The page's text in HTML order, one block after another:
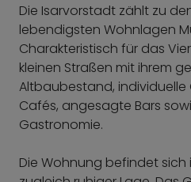
Die Isarvorstadt zählt zu
lebendigsten Wohnlagen
Charakteristisch für das
kleinen Straßen mit ihrem
Altbaubestand,
Cafés, angesagte Bars
Gastronomie.
Die Wohnung befindet